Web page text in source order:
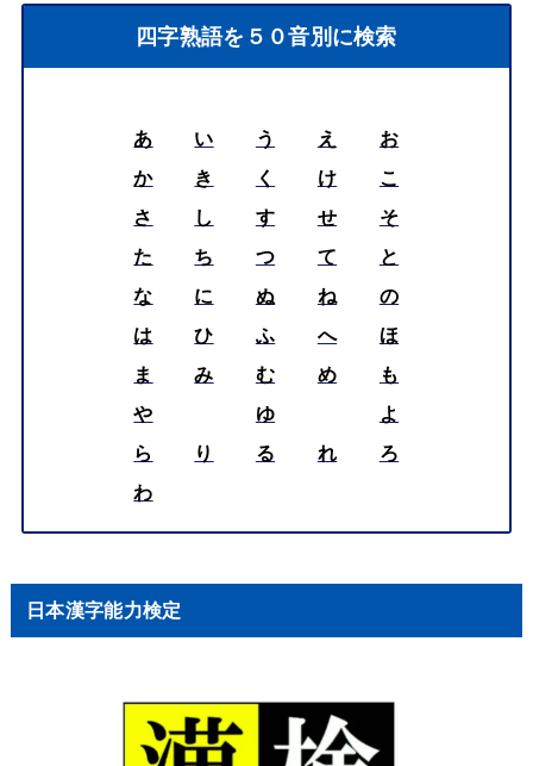
四字熟語を５０音別に検索
あ い う え
お
か
き く け
こ
さ
し す せ
そ
た
ち つ て
と
な
に ぬ ね
の
は
ひ ふ へ
ほ
ま
み む め
も
や
ゆ
よ
ら
り る れ
ろ
わ
日本漢字能力検定